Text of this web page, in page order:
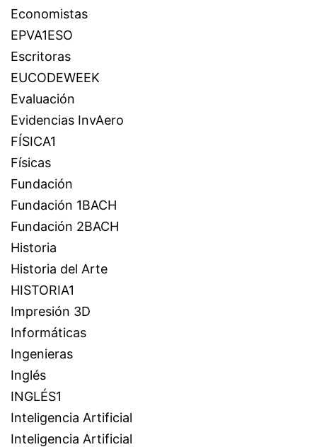
Economistas
EPVA1ESO
Escritoras
EUCODEWEEK
Evaluación
Evidencias InvAero
FÍSICA1
Físicas
Fundación
Fundación 1BACH
Fundación 2BACH
Historia
Historia del Arte
HISTORIA1
Impresión 3D
Informáticas
Ingenieras
Inglés
INGLÉS1
Inteligencia Artificial
Inteligencia Artificial